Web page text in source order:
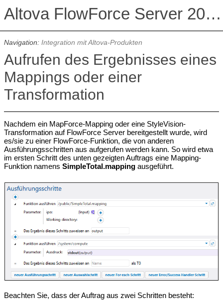
Altova FlowForce Server 2026 Advanced Edition
Navigation: Integration mit Altova-Produkten
Aufrufen des Ergebnisses eines
Mappings oder einer
Transformation
Nachdem ein MapForce-Mapping oder eine StyleVision-
Transformation auf FlowForce Server bereitgestellt wurde, wird
es/sie zu einer FlowForce-Funktion, die von anderen
Ausführungsschritten aus aufgerufen werden kann. So wird etwa
im ersten Schritt des unten gezeigten Auftrags eine Mapping-
Funktion namens SimpleTotal.mappingausgeführt.
Beachten Sie, dass der Auftrag aus zwei Schritten besteht: